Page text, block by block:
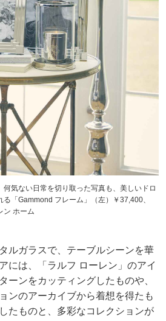
気ない日常を切り取った写真も、美しいドロ
「Gammond フレーム」（左）￥37,400、
ン ホーム
ルガラスで、テーブルシーンを華
には、「ラルフ ローレン」のアイ
ーンをカッティングしたものや、
ンのアーカイブから着想を得たも
たものと、多彩なコレクションが